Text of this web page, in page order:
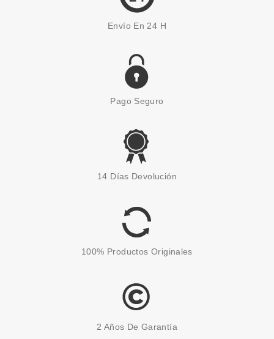
CHRISTIAN DIOR
CHRISTIAN DIOR MISS DIOR
GELÉE DE ROSE PURIFIANTE
29.80€
Envío En 24 H
Pago Seguro
14 Días Devolución
100% Productos Originales
2 Años De Garantía